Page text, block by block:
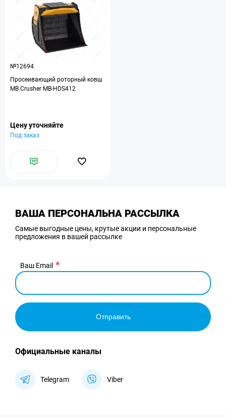
№12694
Просеивающий роторный ковш
MB Crusher MB-HDS412
Цену уточняйте
Под заказ
ВАША ПЕРСОНАЛЬНА РАССЫЛКА
Самые выгодные цены, крутые акции и персональные
предложения в вашей рассылке
Ваш Email
Отправить
Официальные каналы
Telegram Viber